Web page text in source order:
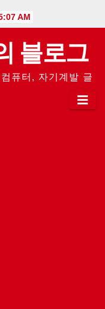
AM
블로그
퓨터, 자기계발 글